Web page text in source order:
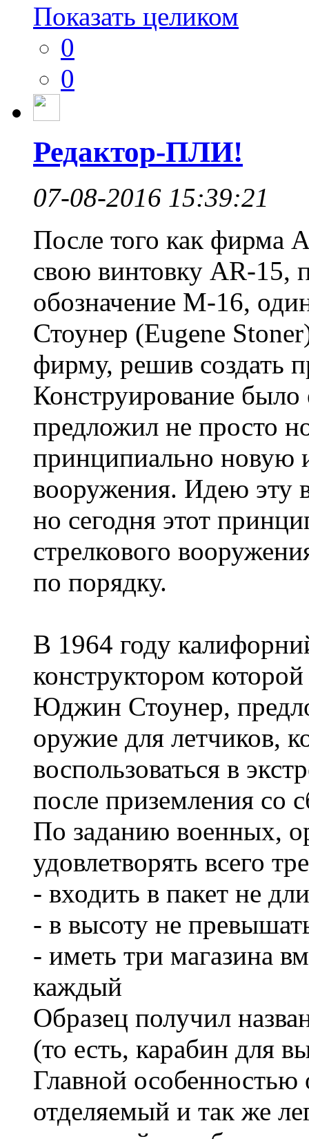
Показать целиком
0
0
Редактор-ПЛИ!
07-08-2016 15:39:21
После того как фирма
свою винтовку AR-15,
обозначение М-16,
Стоунер (Eugene
фирму, решив создать
Конструирование было
предложил не просто
принципиально новую
вооружения. Идею эту
но сегодня этот
стрелкового
по порядку.
В 1964 году
конструктором
Юджин Стоунер,
оружие для летчиков,
воспользоваться в
после приземления со
По заданию военных,
удовлетворять всего
- входить в пакет не
- в высоту не
- иметь три магазина
каждый
Образец получил
(то есть, карабин для
Главной особенностью
отделяемый и так же